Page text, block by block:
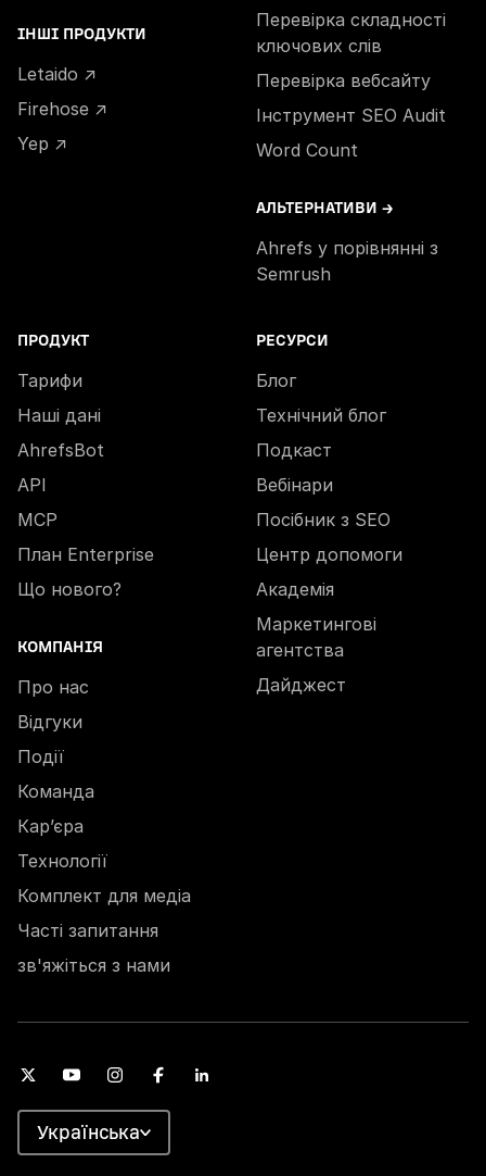
ІНШІ ПРОДУКТИ
Letaido ↗
Firehose ↗
Yep ↗
Перевірка складності
ключових слів
Перевірка вебсайту
Інструмент SEO Audit
Word Count
АЛЬТЕРНАТИВИ →
Ahrefs у порівнянні з
Semrush
ПРОДУКТ
Тарифи
Наші дані
AhrefsBot
API
MCP
План Enterprise
Що нового?
КОМПАНІЯ
Про нас
Відгуки
Події
Команда
Кар’єра
Технології
Комплект для медіа
Часті запитання
зв'яжіться з нами
РЕСУРСИ
Блог
Технічний блог
Подкаст
Вебінари
Посібник з SEO
Центр допомоги
Академія
Маркетингові
агентства
Дайджест
Українська